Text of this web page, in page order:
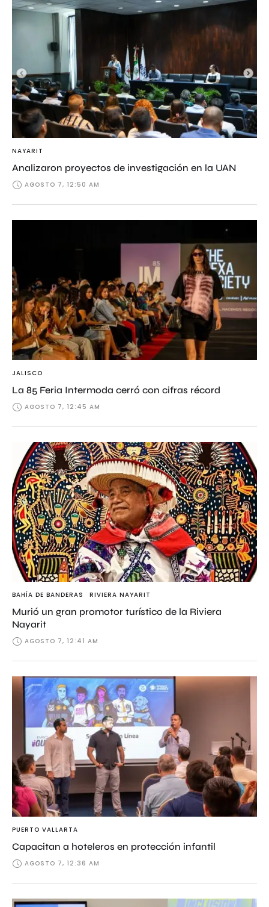
NAYARIT
Analizaron proyectos de investigación en la UAN
AGOSTO 7, 12:50 AM
JALISCO
La 85 Feria Intermoda cerró con cifras récord
AGOSTO 7, 12:45 AM
BAHÍA DE BANDERAS RIVIERA NAYARIT
Murió un gran promotor turístico de la Riviera
Nayarit
AGOSTO 7, 12:41 AM
PUERTO VALLARTA
Capacitan a hoteleros en protección infantil
AGOSTO 7, 12:36 AM